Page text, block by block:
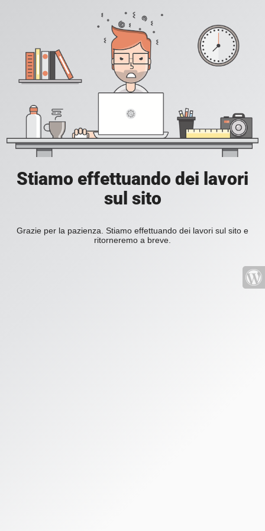
Stiamo effettuando dei lavori
sul sito
Grazie per la pazienza. Stiamo effettuando dei lavori sul sito e
ritorneremo a breve.